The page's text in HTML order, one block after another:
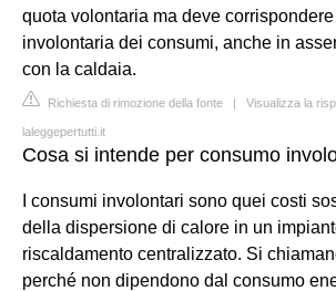
quota volontaria ma deve
involontaria dei consumi, anche in
con la caldaia.
Richiesta di rimozione della fonte | Visualizza la
laleggepertutti.it
Cosa si intende per consumo
I consumi involontari sono quei costi
della dispersione di calore in un
riscaldamento centralizzato. Si
perché non dipendono dal consumo